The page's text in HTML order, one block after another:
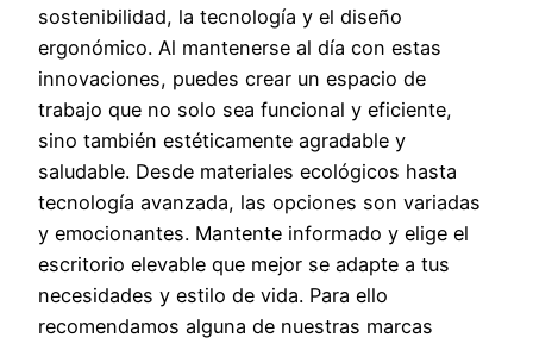
sostenibilidad, la tecnología y el diseño
ergonómico. Al mantenerse al día con estas
innovaciones, puedes crear un espacio de
trabajo que no solo sea funcional y eficiente,
sino también estéticamente agradable y
saludable. Desde materiales ecológicos hasta
tecnología avanzada, las opciones son variadas
y emocionantes. Mantente informado y elige el
escritorio elevable que mejor se adapte a tus
necesidades y estilo de vida. Para ello
recomendamos alguna de nuestras marcas